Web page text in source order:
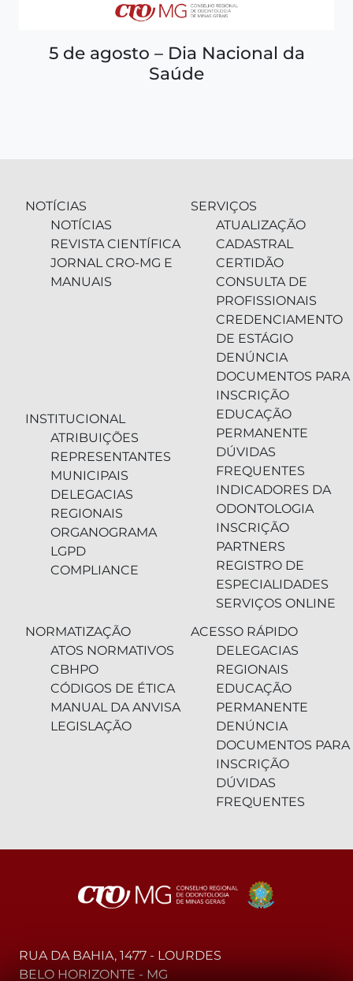
5 de agosto – Dia Nacional da
Saúde
NOTÍCIAS
NOTÍCIAS
REVISTA CIENTÍFICA
JORNAL CRO-MG E
MANUAIS
INSTITUCIONAL
ATRIBUIÇÕES
REPRESENTANTES
MUNICIPAIS
DELEGACIAS
REGIONAIS
ORGANOGRAMA
LGPD
COMPLIANCE
SERVIÇOS
ATUALIZAÇÃO
CADASTRAL
CERTIDÃO
CONSULTA DE
PROFISSIONAIS
CREDENCIAMENTO
DE ESTÁGIO
DENÚNCIA
DOCUMENTOS PARA
INSCRIÇÃO
EDUCAÇÃO
PERMANENTE
DÚVIDAS
FREQUENTES
INDICADORES DA
ODONTOLOGIA
INSCRIÇÃO
PARTNERS
REGISTRO DE
ESPECIALIDADES
SERVIÇOS ONLINE
NORMATIZAÇÃO
ATOS NORMATIVOS
CBHPO
CÓDIGOS DE ÉTICA
MANUAL DA ANVISA
LEGISLAÇÃO
ACESSO RÁPIDO
DELEGACIAS
REGIONAIS
EDUCAÇÃO
PERMANENTE
DENÚNCIA
DOCUMENTOS PARA
INSCRIÇÃO
DÚVIDAS
FREQUENTES
RUA DA BAHIA, 1477 - LOURDES
BELO HORIZONTE - MG